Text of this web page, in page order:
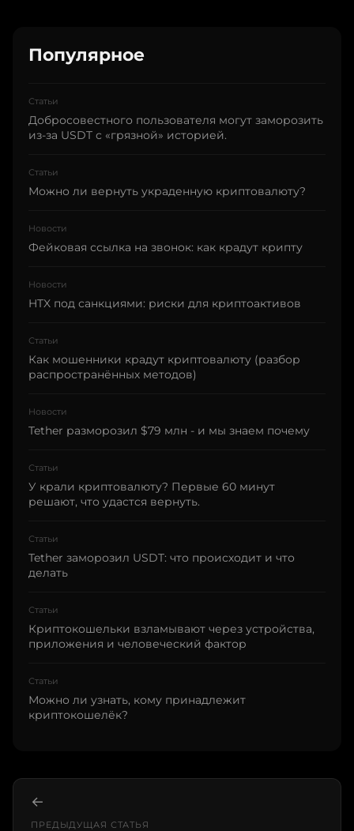
Популярное
Статьи
Добросовестного пользователя могут заморозить
из-за USDT с «грязной» историей.
Статьи
Можно ли вернуть украденную криптовалюту?
Новости
Фейковая ссылка на звонок: как крадут крипту
Новости
HTX под санкциями: риски для криптоактивов
Статьи
Как мошенники крадут криптовалюту (разбор
распространённых методов)
Новости
Tether разморозил $79 млн - и мы знаем почему
Статьи
У крали криптовалюту? Первые 60 минут
решают, что удастся вернуть.
Статьи
Tether заморозил USDT: что происходит и что
делать
Статьи
Криптокошельки взламывают через устройства,
приложения и человеческий фактор
Статьи
Можно ли узнать, кому принадлежит
криптокошелёк?
←
ПРЕДЫДУЩАЯ СТАТЬЯ